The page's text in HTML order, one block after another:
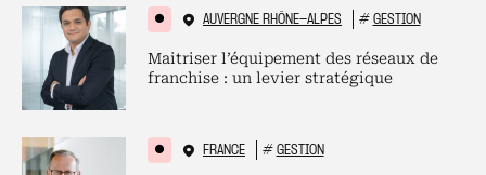
AUVERGNE RHÔNE-ALPES # GESTION
Maitriser l’équipement des réseaux de
franchise : un levier stratégique
FRANCE # GESTION